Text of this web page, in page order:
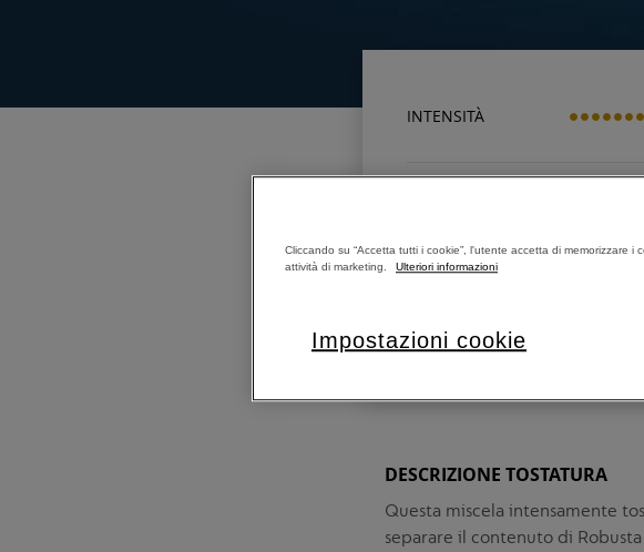
INTENSITÀ
DESCRIZIONE TOSTATURA
Questa miscela intensamente
separare il contenuto di
Cliccando su “Accetta tutti i cookie”, l'utente accetta di memorizzare
attività di marketing.
Ulteriori informazioni
Impostazioni cookie